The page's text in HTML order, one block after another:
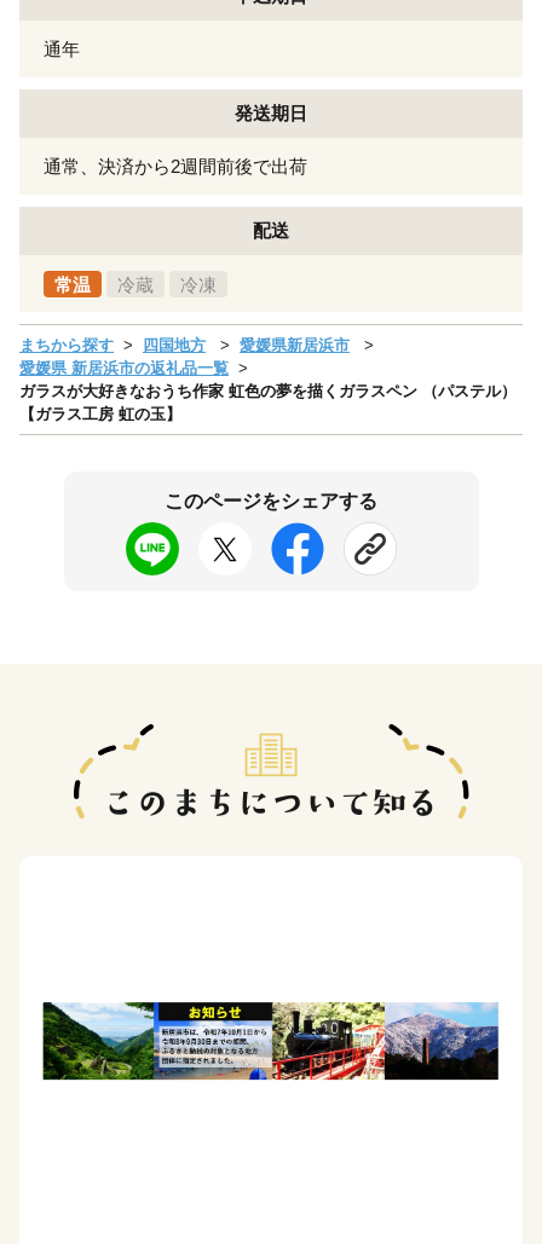
通年
発送期日
通常、決済から2週間前後で出荷
配送
常温 冷蔵 冷凍
まちから探す 四国地方
愛媛県新居浜市
愛媛県 新居浜市の返礼品一覧
ガラスが大好きなおうち作家 虹色の夢を描くガラスペン （パステル）
【ガラス工房 虹の玉】
このページをシェアする